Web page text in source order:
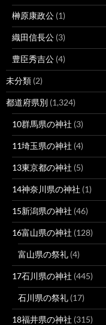
榊原康政公 (1)
織田信長公 (3)
豊臣秀吉公 (4)
未分類 (2)
都道府県別 (1,324)
10群馬県の神社 (3)
11埼玉県の神社 (4)
13東京都の神社 (5)
14神奈川県の神社 (1)
15新潟県の神社 (46)
16富山県の神社 (128)
富山県の祭礼 (4)
17石川県の神社 (445)
石川県の祭礼 (17)
18福井県の神社 (315)